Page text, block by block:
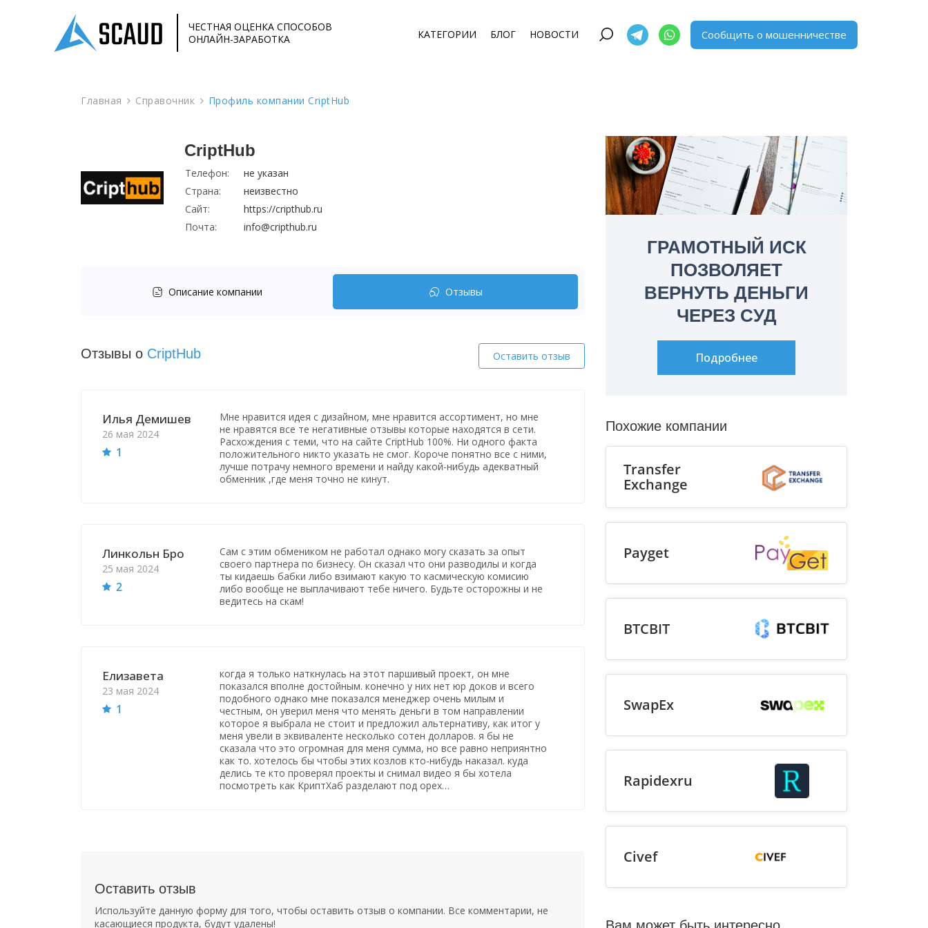
ЧЕСТНАЯ ОЦЕНКА СПОСОБОВ
ОНЛАЙН-ЗАРАБОТКА
КАТЕГОРИИ БЛОГ НОВОСТИ Сообщить о мошенничестве
Главная Справочник Профиль компании CriptHub
CriptHub
Телефон:
не указан
Страна:
неизвестно
Сайт:
https://cripthub.ru
Почта:
info@cripthub.ru
Описание компании Отзывы
Отзывы о CriptHub Оставить отзыв
Илья Демишев
26 мая 2024
1
Мне нравится идея с дизайном, мне нравится ассортимент, но мне
не нравятся все те негативные отзывы которые находятся в сети.
Расхождения с теми, что на сайте CriptHub 100%. Ни одного факта
положительного никто указать не смог. Короче понятно все с ними,
лучше потрачу немного времени и найду какой-нибудь адекватный
обменник ,где меня точно не кинут.
Линкольн Бро
25 мая 2024
2
Сам с этим обмеником не работал однако могу сказать за опыт
своего партнера по бизнесу. Он сказал что они разводилы и когда
ты кидаешь бабки либо взимают какую то касмическую комисию
либо вообще не выплачивают тебе ничего. Будьте осторожны и не
ведитесь на скам!
Елизавета
23 мая 2024
1
когда я только наткнулась на этот паршивый проект, он мне
показался вполне достойным. конечно у них нет юр доков и всего
подобного однако мне показался менеджер очень милым и
честным, он уверил меня что менять деньги в том направлении
которое я выбрала не стоит и предложил альтернативу, как итог у
меня увели в эквиваленте несколько сотен долларов. я бы не
сказала что это огромная для меня сумма, но все равно неприянтно
как то. хотелось бы чтобы этих козлов кто-нибудь наказал. куда
делись те кто проверял проекты и снимал видео я бы хотела
посмотреть как КриптХаб разделают под орех…
Оставить отзыв
Используйте данную форму для того, чтобы оставить отзыв о компании. Все комментарии, не
касающиеся продукта, будут удалены!
ГРАМОТНЫЙ ИСК
ПОЗВОЛЯЕТ
ВЕРНУТЬ ДЕНЬГИ
ЧЕРЕЗ СУД
Подробнее
Похожие компании
Transfer
Exchange
Payget
BTCBIT
SwapEx
Rapidexru
Civef